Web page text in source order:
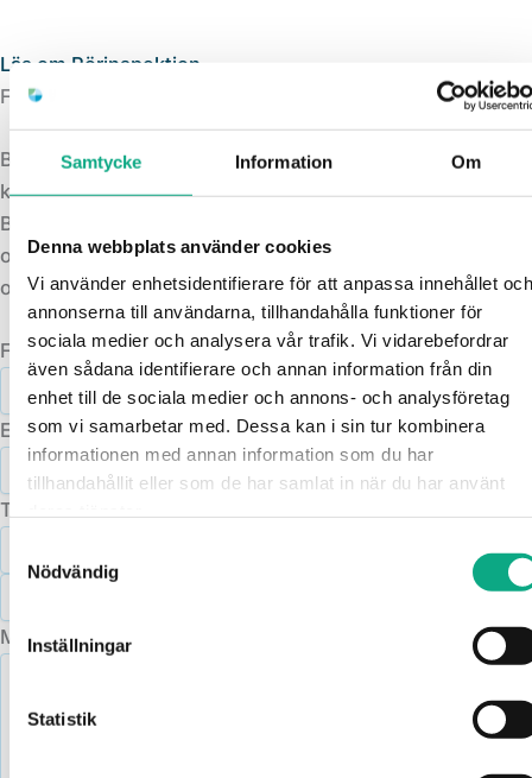
Samtycke Information Om
Denna webbplats använder cookies
Vi använder enhetsidentifierare för att anpassa innehållet och
annonserna till användarna, tillhandahålla funktioner för
sociala medier och analysera vår trafik. Vi vidarebefordrar
även sådana identifierare och annan information från din
enhet till de sociala medier och annons- och analysföretag
som vi samarbetar med. Dessa kan i sin tur kombinera
informationen med annan information som du har
tillhandahållit eller som de har samlat in när du har använt
Nödvändig
Inställningar
Statistik
Läs om Rörinspektion
Få en offert
Behöver du avloppsspolning? Få en snabb och
kostnadsfri offert idag!
Beskriv kort ditt behov av avloppsspolning så tar vi hand
om resten. Vi återkommer snabbt med en kostnadsfri
offert – helt utan förpliktelser.
Fullständigt namn
E-postadress
Telefonnummer
Meddelande